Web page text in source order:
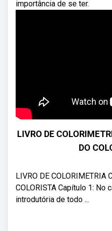
importância de se ter.
LIVRO DE
DO
LIVRO DE COLORIMETRIA
COLORISTA Capítulo 1: No
introdutória de todo ...